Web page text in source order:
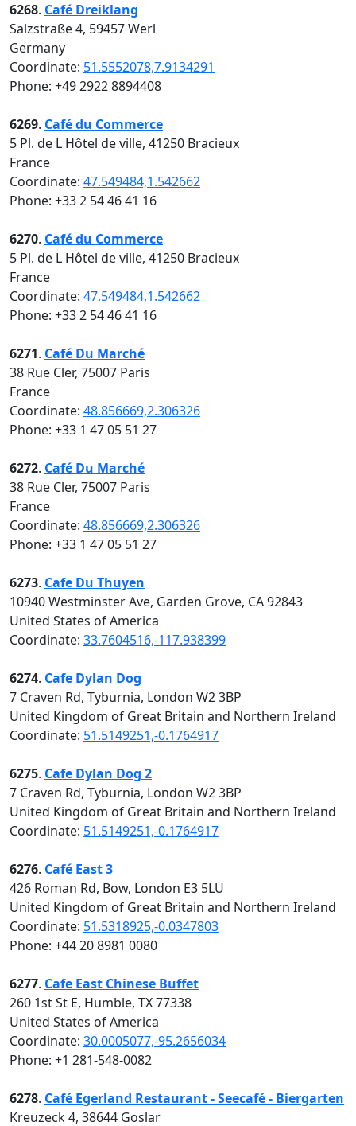
6268. Café Dreiklang
Salzstraße 4, 59457 Werl
Germany
Coordinate: 51.5552078,7.9134291
Phone: +49 2922 8894408
6269. Café du Commerce
5 Pl. de L Hôtel de ville, 41250 Bracieux
France
Coordinate: 47.549484,1.542662
Phone: +33 2 54 46 41 16
6270. Café du Commerce
5 Pl. de L Hôtel de ville, 41250 Bracieux
France
Coordinate: 47.549484,1.542662
Phone: +33 2 54 46 41 16
6271. Café Du Marché
38 Rue Cler, 75007 Paris
France
Coordinate: 48.856669,2.306326
Phone: +33 1 47 05 51 27
6272. Café Du Marché
38 Rue Cler, 75007 Paris
France
Coordinate: 48.856669,2.306326
Phone: +33 1 47 05 51 27
6273. Cafe Du Thuyen
10940 Westminster Ave, Garden Grove, CA 92843
United States of America
Coordinate: 33.7604516,-117.938399
6274. Cafe Dylan Dog
7 Craven Rd, Tyburnia, London W2 3BP
United Kingdom of Great Britain and Northern Ireland
Coordinate: 51.5149251,-0.1764917
6275. Cafe Dylan Dog 2
7 Craven Rd, Tyburnia, London W2 3BP
United Kingdom of Great Britain and Northern Ireland
Coordinate: 51.5149251,-0.1764917
6276. Café East 3
426 Roman Rd, Bow, London E3 5LU
United Kingdom of Great Britain and Northern Ireland
Coordinate: 51.5318925,-0.0347803
Phone: +44 20 8981 0080
6277. Cafe East Chinese Buffet
260 1st St E, Humble, TX 77338
United States of America
Coordinate: 30.0005077,-95.2656034
Phone: +1 281-548-0082
6278. Café Egerland Restaurant - Seecafé - Biergarten
Kreuzeck 4, 38644 Goslar